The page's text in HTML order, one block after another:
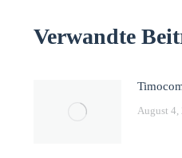
Verwandte
August 4,